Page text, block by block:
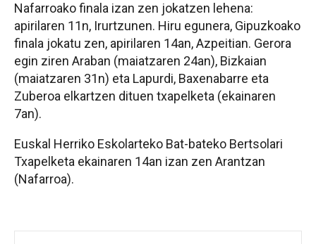
Nafarroako finala izan zen jokatzen lehena:
apirilaren 11n, Irurtzunen. Hiru egunera, Gipuzkoako
finala jokatu zen, apirilaren 14an, Azpeitian. Gerora
egin ziren Araban (maiatzaren 24an), Bizkaian
(maiatzaren 31n) eta Lapurdi, Baxenabarre eta
Zuberoa elkartzen dituen txapelketa (ekainaren
7an).
Euskal Herriko Eskolarteko Bat-bateko Bertsolari
Txapelketa ekainaren 14an izan zen Arantzan
(Nafarroa).